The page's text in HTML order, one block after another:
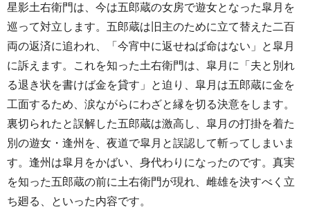
星影土右衛門は、今は五郎蔵の女房で遊女となった皐月を
巡って対立します。五郎蔵は旧主のために立て替えた二百
両の返済に追われ、「今宵中に返せねば命はない」と皐月
に訴えます。これを知った土右衛門は、皐月に「夫と別れ
る退き状を書けば金を貸す」と迫り、皐月は五郎蔵に金を
工面するため、涙ながらにわざと縁を切る決意をします。
裏切られたと誤解した五郎蔵は激高し、皐月の打掛を着た
別の遊女・逢州を、夜道で皐月と誤認して斬ってしまいま
す。逢州は皐月をかばい、身代わりになったのです。真実
を知った五郎蔵の前に土右衛門が現れ、雌雄を決すべく立
ち廻る、といった内容です。